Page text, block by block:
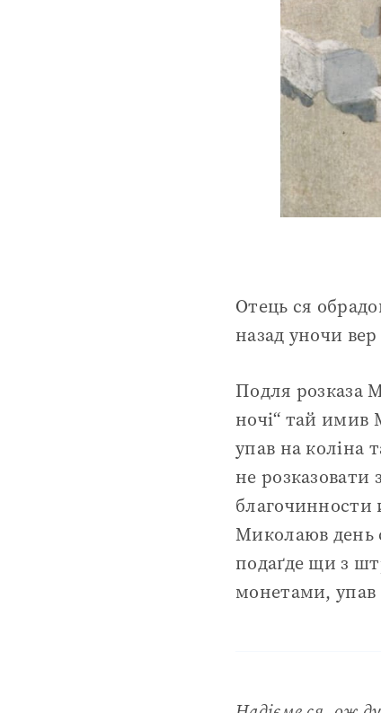
Отець ся
назад уночи
Подля розказа
ночі“ тай имив
упав на коліна
не
благочинности
Миколаюв день
подаґде щи з
монетами, упав